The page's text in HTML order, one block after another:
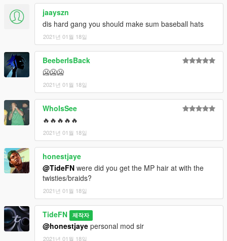
jaayszn
dis hard gang you should make sum baseball hats
2021년 01월 18일
BeeberIsBack
🥶🥶🥶
2021년 01월 18일
WhoIsSee
🔥🔥🔥🔥🔥
2021년 01월 18일
honestjaye
@TideFN were did you get the MP hair at with the
twisties/braids?
2021년 01월 18일
TideFN 제작자
@honestjaye personal mod sir
2021년 01월 18일